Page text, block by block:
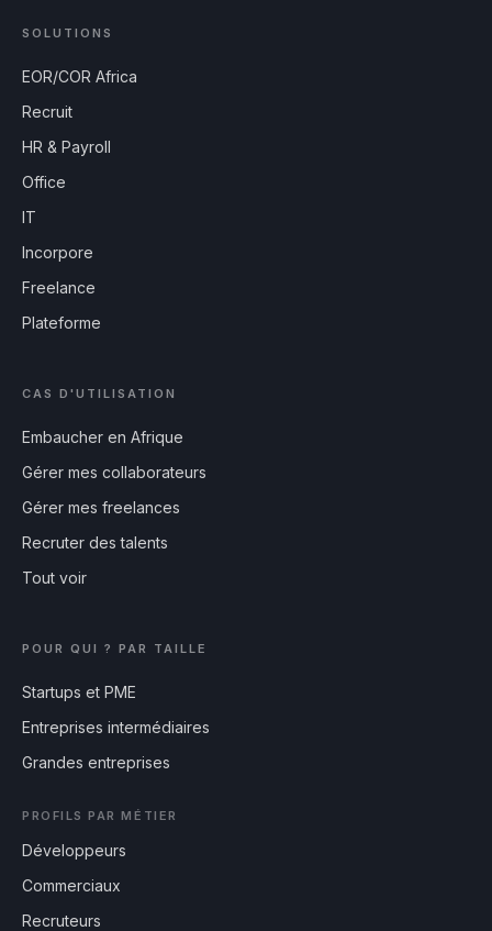
SOLUTIONS
EOR/COR Africa
Recruit
HR & Payroll
Office
IT
Incorpore
Freelance
Plateforme
CAS D'UTILISATION
Embaucher en Afrique
Gérer mes collaborateurs
Gérer mes freelances
Recruter des talents
Tout voir
POUR QUI ? PAR TAILLE
Startups et PME
Entreprises intermédiaires
Grandes entreprises
PROFILS PAR MÉTIER
Développeurs
Commerciaux
Recruteurs